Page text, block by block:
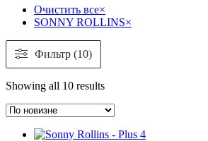
Очистить все×
SONNY ROLLINS×
Фильтр (10)
Showing all 10 results